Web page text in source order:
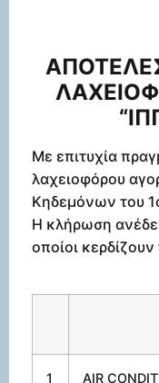
Με επιτυχία
λαχειοφόρου
Κηδεμόνων του
Η κλήρωση
οποίοι
1 ΑΙR